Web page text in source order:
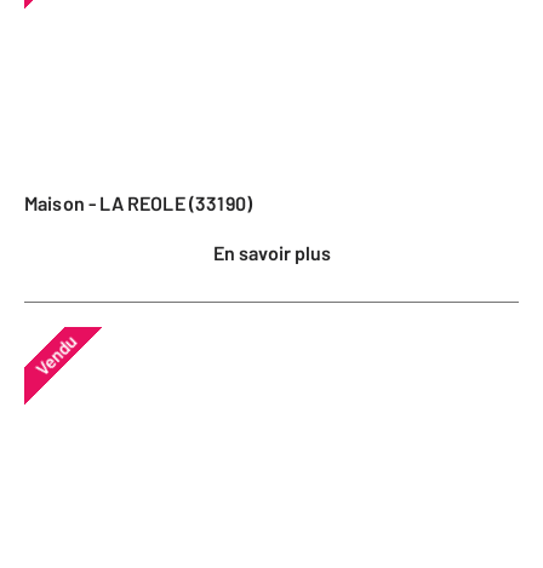
Maison - LA REOLE (33190)
En savoir plus
Vendu